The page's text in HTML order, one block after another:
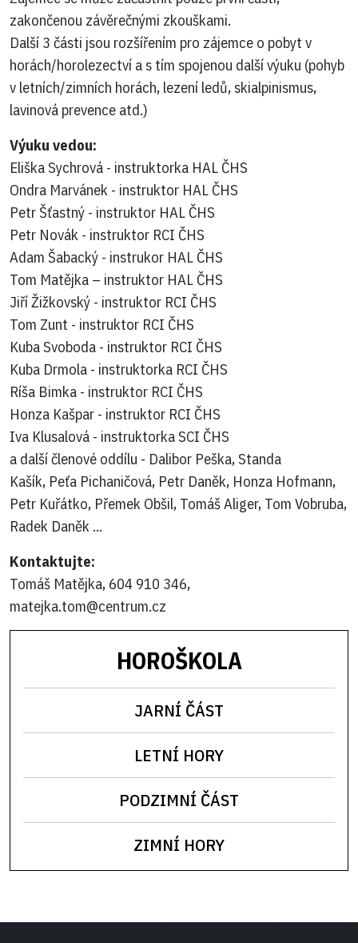
zakončenou závěrečnými zkouškami.
Další 3 části jsou rozšířením pro zájemce o pobyt v
horách/horolezectví a s tím spojenou další výuku (pohyb
v letních/zimních horách, lezení ledů, skialpinismus,
lavinová prevence atd.)
Výuku vedou:
Eliška Sychrová - instruktorka HAL ČHS
Ondra Marvánek - instruktor HAL ČHS
Petr Šťastný - instruktor HAL ČHS
Petr Novák - instruktor RCI ČHS
Adam Šabacký - instrukor HAL ČHS
Tom Matějka – instruktor HAL ČHS
Jiří Žižkovský - instruktor RCI ČHS
Tom Zunt - instruktor RCI ČHS
Kuba Svoboda - instruktor RCI ČHS
Kuba Drmola - instruktorka RCI ČHS
Ríša Bimka - instruktor RCI ČHS
Honza Kašpar - instruktor RCI ČHS
Iva Klusalová - instruktorka SCI ČHS
a další členové oddílu - Dalibor Peška, Standa
Kašík, Peťa Pichaničová, Petr Daněk, Honza Hofmann,
Petr Kuřátko, Přemek Obšil, Tomáš Aliger, Tom Vobruba,
Radek Daněk ...
Kontaktujte:
Tomáš Matějka, 604 910 346,
matejka.tom@centrum.cz
HOROŠKOLA
JARNÍ ČÁST
LETNÍ HORY
PODZIMNÍ ČÁST
ZIMNÍ HORY